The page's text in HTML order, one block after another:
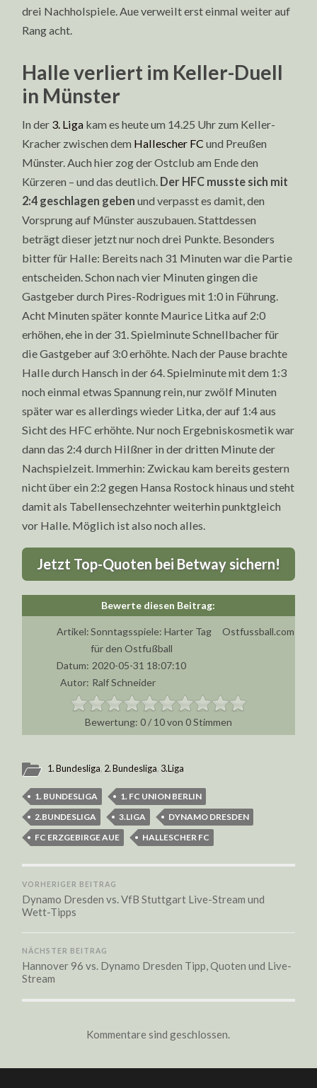
drei Nachholspiele. Aue verweilt erst einmal weiter auf
Rang acht.
Halle verliert im Keller-Duell
in Münster
In der 3. Liga kam es heute um 14.25 Uhr zum Keller-
Kracher zwischen dem Hallescher FC und Preußen
Münster. Auch hier zog der Ostclub am Ende den
Kürzeren – und das deutlich. Der HFC musste sich mit
2:4 geschlagen geben und verpasst es damit, den
Vorsprung auf Münster auszubauen. Stattdessen
beträgt dieser jetzt nur noch drei Punkte. Besonders
bitter für Halle: Bereits nach 31 Minuten war die Partie
entscheiden. Schon nach vier Minuten gingen die
Gastgeber durch Pires-Rodrigues mit 1:0 in Führung.
Acht Minuten später konnte Maurice Litka auf 2:0
erhöhen, ehe in der 31. Spielminute Schnellbacher für
die Gastgeber auf 3:0 erhöhte. Nach der Pause brachte
Halle durch Hansch in der 64. Spielminute mit dem 1:3
noch einmal etwas Spannung rein, nur zwölf Minuten
später war es allerdings wieder Litka, der auf 1:4 aus
Sicht des HFC erhöhte. Nur noch Ergebniskosmetik war
dann das 2:4 durch Hilßner in der dritten Minute der
Nachspielzeit. Immerhin: Zwickau kam bereits gestern
nicht über ein 2:2 gegen Hansa Rostock hinaus und steht
damit als Tabellensechzehnter weiterhin punktgleich
vor Halle. Möglich ist also noch alles.
Jetzt Top-Quoten bei Betway sichern!
Artikel:Sonntagsspiele: Harter Tag
für den Ostfußball
Ostfussball.com
Datum: 2020-05-31 18:07:10
Autor: Ralf Schneider
0/ 10von 0Stimmen
1. Bundesliga, 2. Bundesliga, 3.Liga
1. BUNDESLIGA
1. FC UNION BERLIN
2.BUNDESLIGA
3.LIGA
DYNAMO DRESDEN
FC ERZGEBIRGE AUE
HALLESCHER FC
VORHERIGER BEITRAG
Dynamo Dresden vs. VfB Stuttgart Live-Stream und
Wett-Tipps
NÄCHSTER BEITRAG
Hannover 96 vs. Dynamo Dresden Tipp, Quoten und Live-
Stream
Kommentare sind geschlossen.